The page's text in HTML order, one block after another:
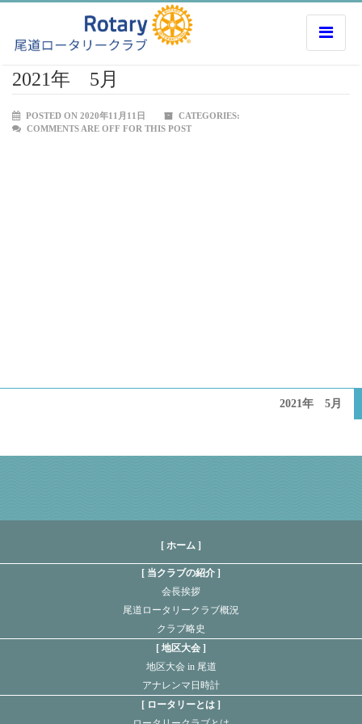
2021年 5月
POSTED ON 2020年11月11日
CATEGORIES:
COMMENTS ARE OFF FOR THIS POST
2021年 5月
[ ホーム ]
当クラブの紹介
会長挨拶
尾道ロータリークラブ概況
クラブ略史
地区大会
地区大会 in 尾道
アナレンマ日時計
ロータリーとは